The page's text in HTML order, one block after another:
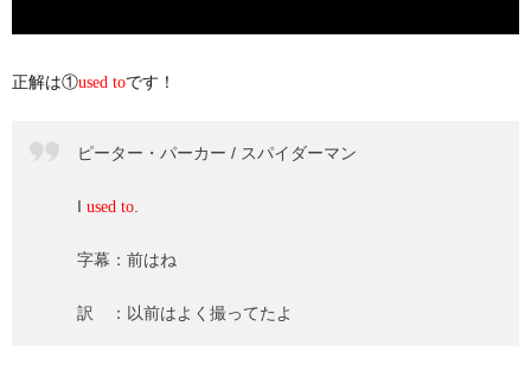
正解は①used toです！
ピーター・パーカー / スパイダーマン
I used to
字幕：前はね
訳 ：以前はよく撮ってたよ